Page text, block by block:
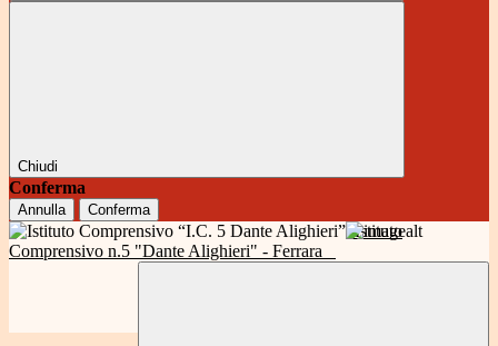
Chiudi
Conferma
Annulla Conferma
Istituto
Comprensivo n.5 "Dante Alighieri" - Ferrara